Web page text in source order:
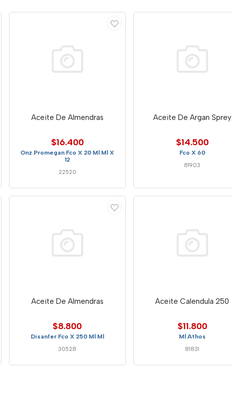
Aceite De Almendras
$16.400
Onz.Promegan Fco X 20 Ml Ml X
12
22520
Aceite De Argan Sprey
$14.500
Fco X 60
81903
Aceite De Almendras
$8.800
Disanfer Fco X 250 Ml Ml
30528
Aceite Calendula 250
$11.800
Ml Athos
81831